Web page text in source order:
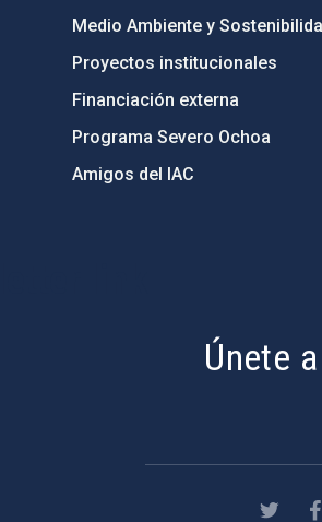
Medio Ambiente y
Proyectos institucionales
Financiación externa
Programa Severo Ochoa
Amigos del IAC
Únete